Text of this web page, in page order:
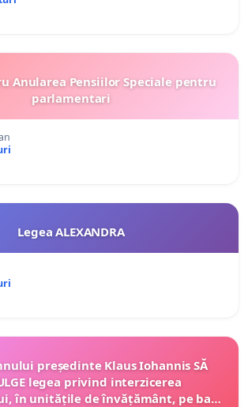
Anularea Pensiilor Speciale pentru
parlamentari
Legea ALEXANDRA
președinte Klaus Iohannis SĂ
legea privind interzicerea
în unitățile de învățământ, pe baza